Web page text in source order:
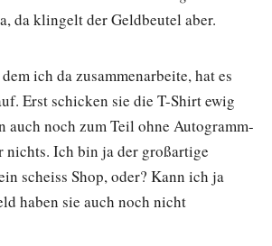
da klingelt der Geldbeutel aber.
ich da zusammenarbeite, hat es
Erst schicken sie die T-Shirt ewig
auch noch zum Teil ohne Autogramm-
nichts. Ich bin ja der großartige
scheiss Shop, oder? Kann ich ja
haben sie auch noch nicht